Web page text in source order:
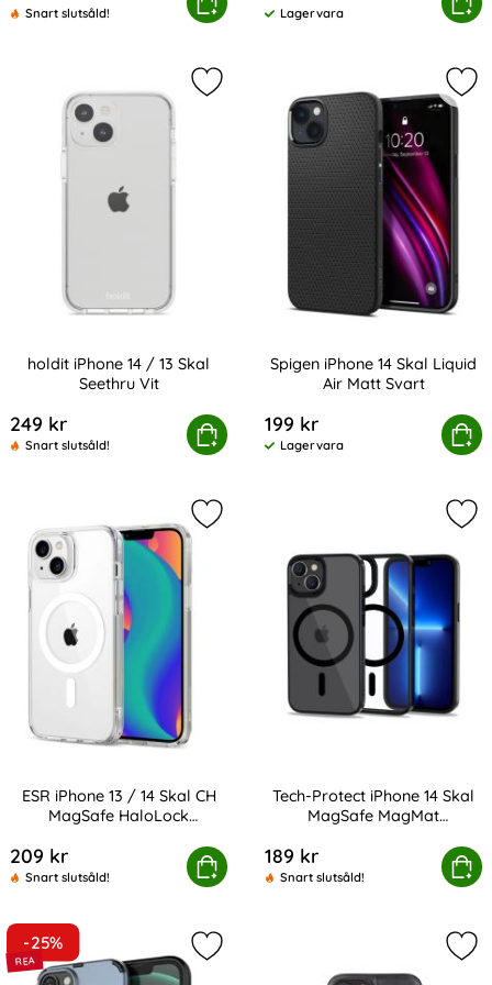
Snart slutsåld!
Tillgänglighet:
Lagervara
holdit iPhone 14 / 13 Skal
Seethru Vit
249 kr
Snart slutsåld!
Köp
holdit iPhone 14 / 13 Skal Seethru Vit
Markera holdit iPhone 14 / 13 Skal
Spigen iPhone 14 Skal Liquid
Air Matt Svart
199 kr
Tillgänglighet:
Lagervara
Köp
Spigen iPhone 14 Skal
ESR iPhone 13 / 14 Skal CH
MagSafe HaloLock
209 kr
Snart slutsåld!
Köp
13 / 14 Skal CH MagSafe HaloLock Transparent
Markera eSR iPhone 13 / 14 Skal
Tech-Protect iPhone 14 Skal
MagSafe MagMat
189 kr
Snart slutsåld!
Köp
Tech-Protect iPhone 14 Skal
-25%
Markera iPhone 14 Skal Ring